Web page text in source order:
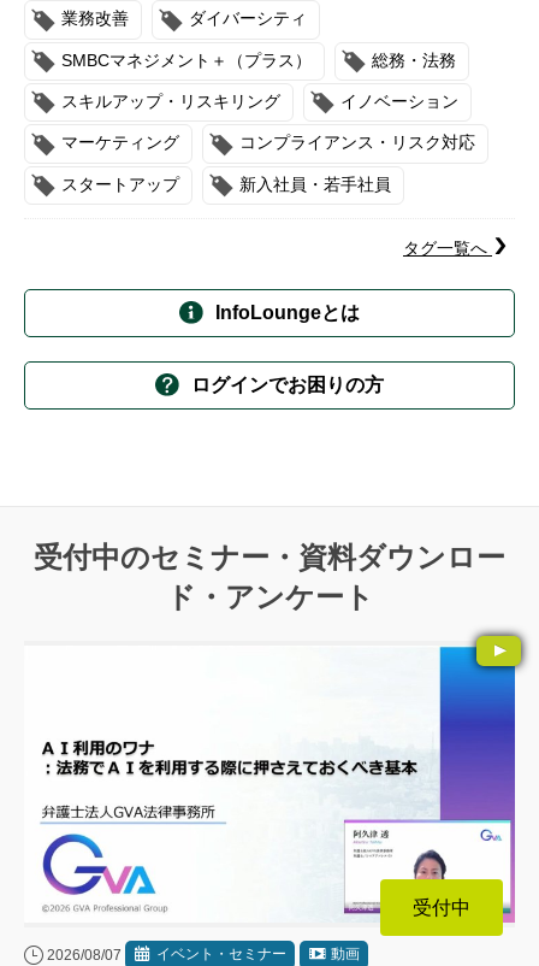
業務改善 ダイバーシティ
SMBCマネジメント＋（プラス） 総務・法務
スキルアップ・リスキリング イノベーション
マーケティング コンプライアンス・リスク対応
スタートアップ 新入社員・若手社員
タグ一覧へ
InfoLoungeとは
ログインでお困りの方
受付中のセミナー・資料ダウンロー
ド・アンケート
受付中
2026/08/07 イベント・セミナー 動画